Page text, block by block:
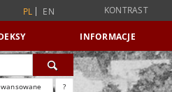
PL EN KONTRAST
INFORMACJE
?